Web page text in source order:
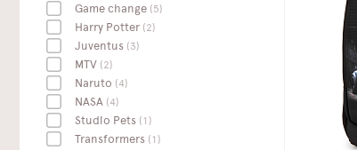
Game change (5)
Harry Potter (2)
Juventus (3)
MTV (2)
Naruto (4)
NASA (4)
Studio Pets (1)
Transformers (1)